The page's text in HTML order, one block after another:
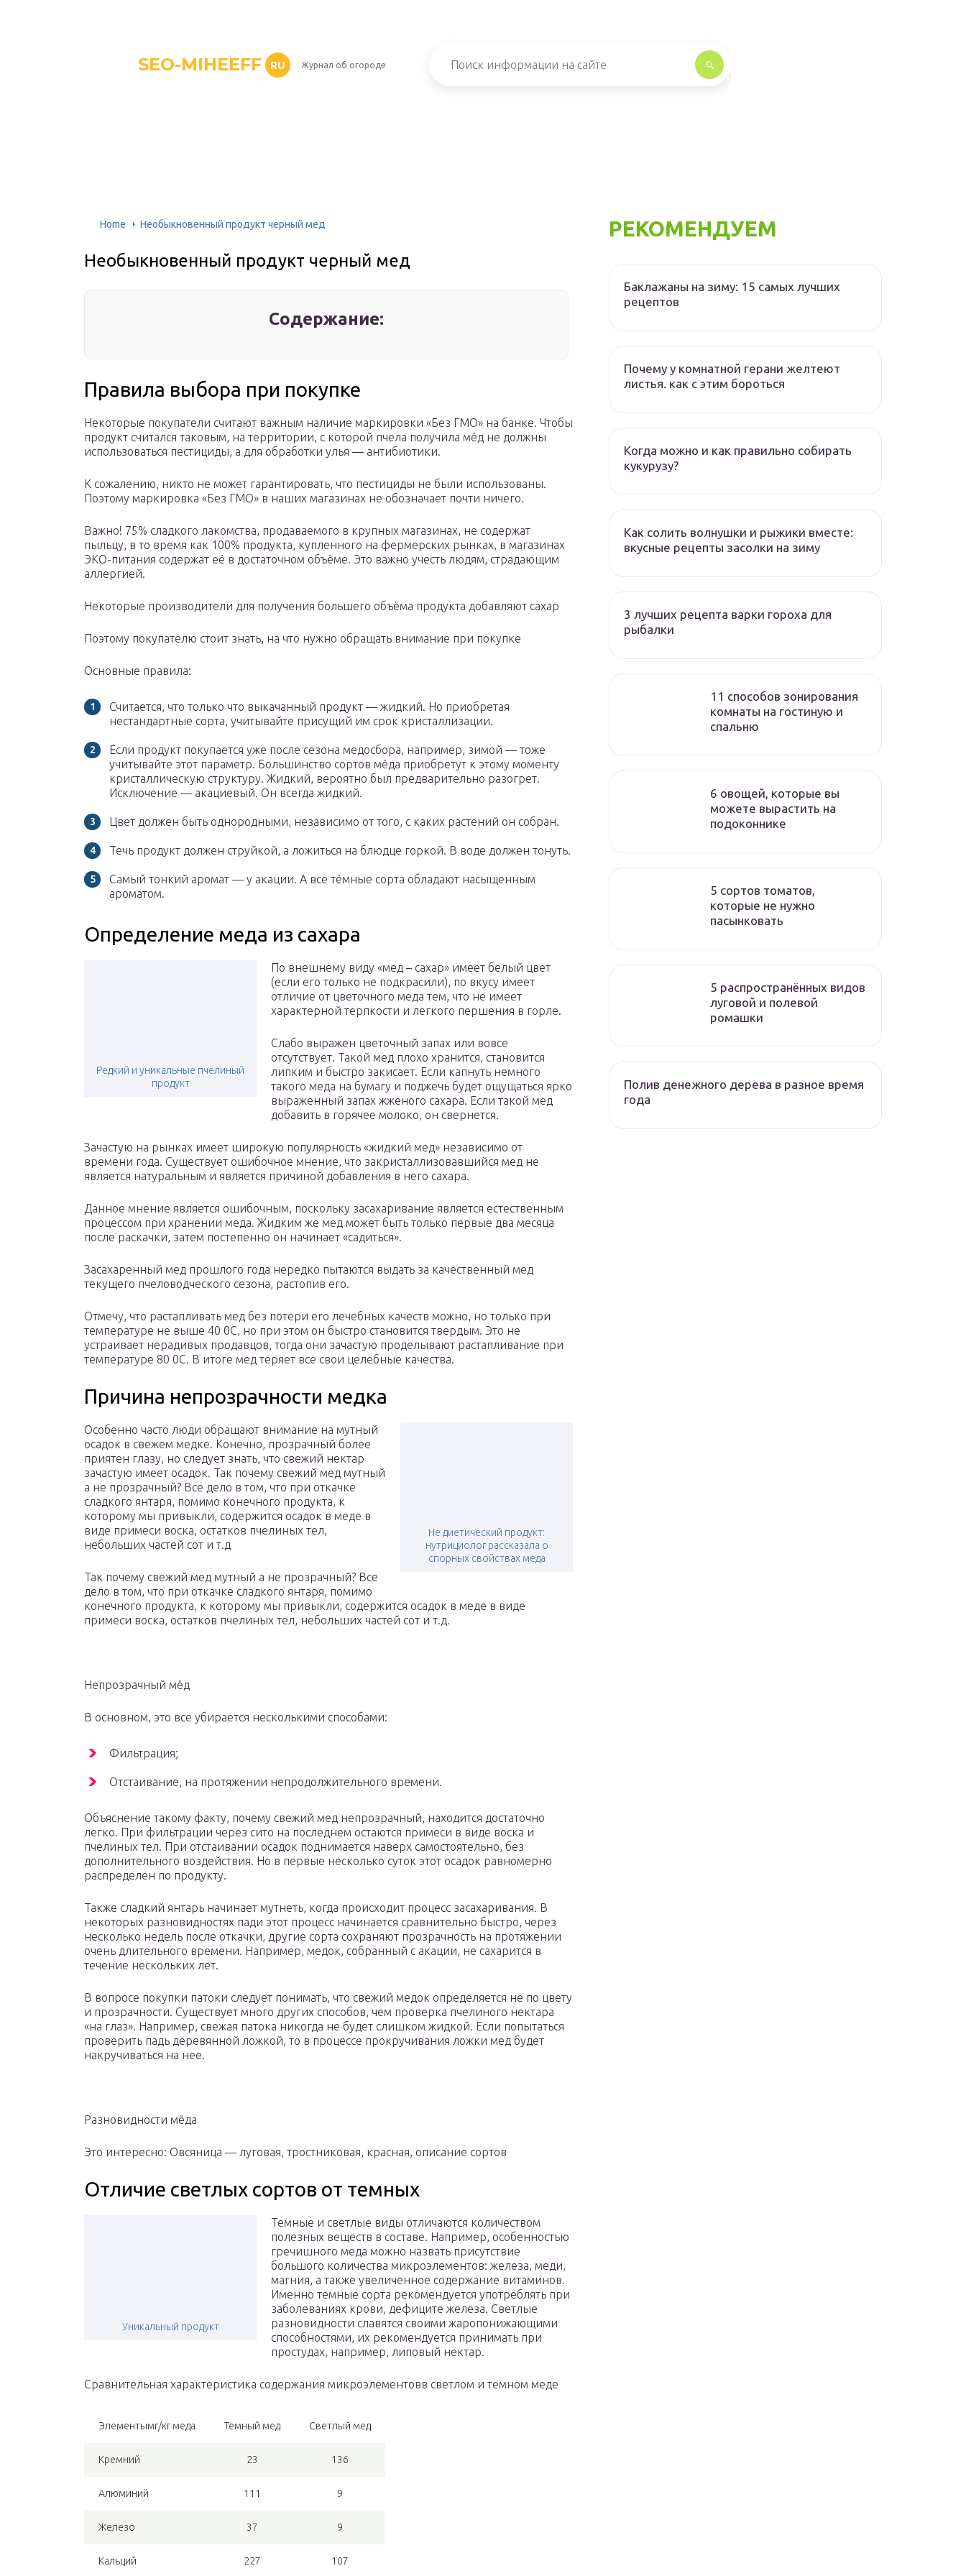
SEO-MIHEEFF RU Журнал об огороде
Home Необыкновенный продукт черный мед
Необыкновенный продукт черный мед
Содержание:
Правила выбора при покупке
Некоторые покупатели считают важным наличие маркировки «Без ГМО» на банке. Чтобы
продукт считался таковым, на территории, с которой пчела получила мёд не должны
использоваться пестициды, а для обработки улья — антибиотики.
К сожалению, никто не может гарантировать, что пестициды не были использованы.
Поэтому маркировка «Без ГМО» в наших магазинах не обозначает почти ничего.
Важно! 75% сладкого лакомства, продаваемого в крупных магазинах, не содержат
пыльцу, в то время как 100% продукта, купленного на фермерских рынках, в магазинах
ЭКО-питания содержат её в достаточном объёме. Это важно учесть людям, страдающим
аллергией.
Некоторые производители для получения большего объёма продукта добавляют сахар
Поэтому покупателю стоит знать, на что нужно обращать внимание при покупке
Основные правила:
Считается, что только что выкачанный продукт — жидкий. Но приобретая
нестандартные сорта, учитывайте присущий им срок кристаллизации.
Если продукт покупается уже после сезона медосбора, например, зимой — тоже
учитывайте этот параметр. Большинство сортов мёда приобретут к этому моменту
кристаллическую структуру. Жидкий, вероятно был предварительно разогрет.
Исключение — акациевый. Он всегда жидкий.
Цвет должен быть однородными, независимо от того, с каких растений он собран.
Течь продукт должен струйкой, а ложиться на блюдце горкой. В воде должен тонуть.
Самый тонкий аромат — у акации. А все тёмные сорта обладают насыщенным
ароматом.
Определение меда из сахара
Редкий и уникальные пчелиный
продукт
По внешнему виду «мед – сахар» имеет белый цвет
(если его только не подкрасили), по вкусу имеет
отличие от цветочного меда тем, что не имеет
характерной терпкости и легкого першения в горле.
Слабо выражен цветочный запах или вовсе
отсутствует. Такой мед плохо хранится, становится
липким и быстро закисает. Если капнуть немного
такого меда на бумагу и поджечь будет ощущаться ярко
выраженный запах жженого сахара. Если такой мед
добавить в горячее молоко, он свернется.
Зачастую на рынках имеет широкую популярность «жидкий мед» независимо от
времени года. Существует ошибочное мнение, что закристаллизовавшийся мед не
является натуральным и является причиной добавления в него сахара.
Данное мнение является ошибочным, поскольку засахаривание является естественным
процессом при хранении меда. Жидким же мед может быть только первые два месяца
после раскачки, затем постепенно он начинает «садиться».
Засахаренный мед прошлого года нередко пытаются выдать за качественный мед
текущего пчеловодческого сезона, растопив его.
Отмечу, что растапливать мед без потери его лечебных качеств можно, но только при
температуре не выше 40 0С, но при этом он быстро становится твердым. Это не
устраивает нерадивых продавцов, тогда они зачастую проделывают растапливание при
температуре 80 0С. В итоге мед теряет все свои целебные качества.
Причина непрозрачности медка
Не диетический продукт:
нутрициолог рассказала о
спорных свойствах меда
Особенно часто люди обращают внимание на мутный
осадок в свежем медке. Конечно, прозрачный более
приятен глазу, но следует знать, что свежий нектар
зачастую имеет осадок. Так почему свежий мед мутный
а не прозрачный? Все дело в том, что при откачке
сладкого янтаря, помимо конечного продукта, к
которому мы привыкли, содержится осадок в меде в
виде примеси воска, остатков пчелиных тел,
небольших частей сот и т.д
Так почему свежий мед мутный а не прозрачный? Все
дело в том, что при откачке сладкого янтаря, помимо
конечного продукта, к которому мы привыкли, содержится осадок в меде в виде
примеси воска, остатков пчелиных тел, небольших частей сот и т.д.
Непрозрачный мёд
В основном, это все убирается несколькими способами:
Фильтрация;
Отстаивание, на протяжении непродолжительного времени.
Объяснение такому факту, почему свежий мед непрозрачный, находится достаточно
легко. При фильтрации через сито на последнем остаются примеси в виде воска и
пчелиных тел. При отстаивании осадок поднимается наверх самостоятельно, без
дополнительного воздействия. Но в первые несколько суток этот осадок равномерно
распределен по продукту.
Также сладкий янтарь начинает мутнеть, когда происходит процесс засахаривания. В
некоторых разновидностях пади этот процесс начинается сравнительно быстро, через
несколько недель после откачки, другие сорта сохраняют прозрачность на протяжении
очень длительного времени. Например, медок, собранный с акации, не сахарится в
течение нескольких лет.
В вопросе покупки патоки следует понимать, что свежий медок определяется не по цвету
и прозрачности. Существует много других способов, чем проверка пчелиного нектара
«на глаз». Например, свежая патока никогда не будет слишком жидкой. Если попытаться
проверить падь деревянной ложкой, то в процессе прокручивания ложки мед будет
накручиваться на нее.
Разновидности мёда
Это интересно: Овсяница — луговая, тростниковая, красная, описание сортов
Отличие светлых сортов от темных
Уникальный продукт
Темные и светлые виды отличаются количеством
полезных веществ в составе. Например, особенностью
гречишного меда можно назвать присутствие
большого количества микроэлементов: железа, меди,
магния, а также увеличенное содержание витаминов.
Именно темные сорта рекомендуется употреблять при
заболеваниях крови, дефиците железа. Светлые
разновидности славятся своими жаропонижающими
способностями, их рекомендуется принимать при
простудах, например, липовый нектар.
Сравнительная характеристика содержания микроэлементовв светлом и темном меде
Элементымг/кг меда Темный мед Светлый мед
Кремний 23 136
Алюминий 111 9
Железо 37 9
Кальций 227 107
РЕКОМЕНДУЕМ
Баклажаны на зиму: 15 самых лучших
рецептов
Почему у комнатной герани желтеют
листья. как с этим бороться
Когда можно и как правильно собирать
кукурузу?
Как солить волнушки и рыжики вместе:
вкусные рецепты засолки на зиму
3 лучших рецепта варки гороха для
рыбалки
11 способов зонирования
комнаты на гостиную и
спальню
6 овощей, которые вы
можете вырастить на
подоконнике
5 сортов томатов,
которые не нужно
пасынковать
5 распространённых видов
луговой и полевой
ромашки
Полив денежного дерева в разное время
года